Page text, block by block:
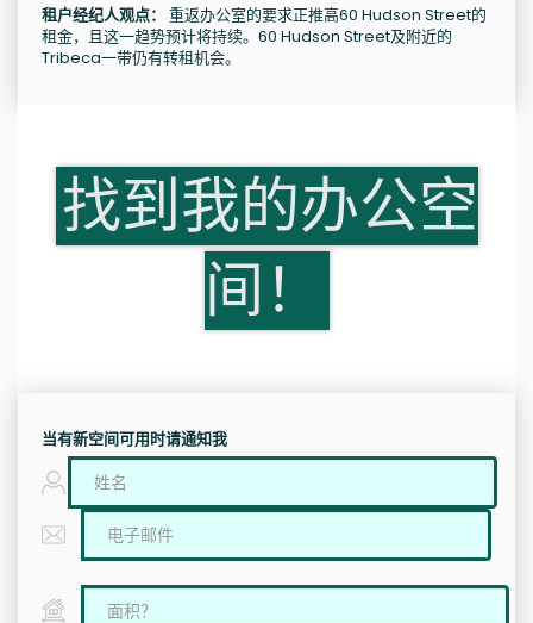
租户经纪人观点： 重返办公室的要求正推高60 Hudson Street的
租金，且这一趋势预计将持续。60 Hudson Street及附近的
Tribeca一带仍有转租机会。
找到我的办公空
间！
当有新空间可用时请通知我